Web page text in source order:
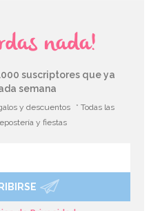
Huevo de Pascua 14 cm
nada!
suscriptores que ya
semana
y descuentos
* Todas las
y fiestas